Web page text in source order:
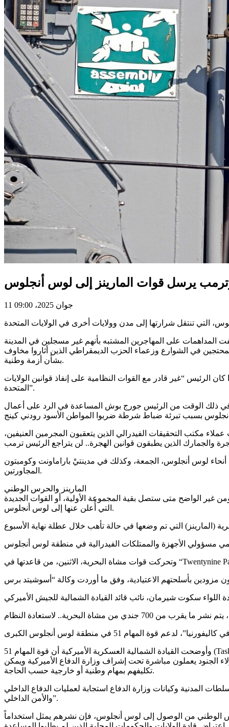
يرسل قوات المارينز إلى لوس أنجلوس
11 جوان 2025، 09:00
المداهمات على المهاجرين المشتبه بأنهم غير مسجلين في المدينة
في الشوارع وزعماء الحزب الديمقراطي الذين أثاروا مخاوف
بشأن أزمة وطنية.
الرئيس “غير قادر مع القوات النظامية على إنفاذ قوانين الولايات
المتحدة”.
بموجب قانون التمرد في 1992 عندما طلب حاكم ولاية كاليفورنيا في ذلك الوقت من الرئيس جورج بوش المساعدة في الرد على أعمال
مكتب التحقيقات الفيدرالي الذين يتعقبون المجرمين العنيفين،
لوس أنجلوس، الجمعة، وكذلك في مدينتيْ باراماونت وكومبتون
المجاورتين.
المارينز والحرس الوطني
بنشر دفعة إضافية من 2000 عنصر إضافي من الحرس الوطني. ومن غير الواضح متى ستصل بقية المجموعة الأولية، أو القوات الجديدة
التي أُعلن عنها إلى لوس أنجلوس.
وأوضحت القيادة الشمالية العسكرية الأميركية أن قوة المهام 51 (Task Force 51) تضم، بالإضافة إلى 700 من مشاة المارينز، حوالي 2100 جندي من الحرس الوطني في وضعية “Title 10″، وهو وضع قانوني في
الجنود يعملون مباشرة تحت إشراف وزارة الدفاع الأميركية ويمكن
تكليفهم بمهام وطنية أو خارجية حسب الحاجة.
مع السلطات المدنية وكيانات وزارة الدفاع استجابة لعمليات الدفاع الداخلي
والأمن الداخلي”.
والممتلكات مؤقتة، وهي سد الثغرات حتى تتمكن فرقة كاملة من 4000 جندي من الحرس الوطني من الوصول إلى لوس أنجلوس، فإن نشرهم يمثل استخداماً